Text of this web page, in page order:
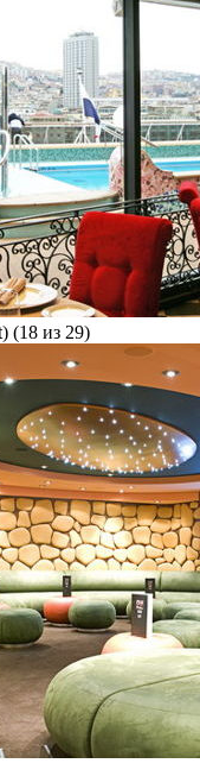
(18 из 29)